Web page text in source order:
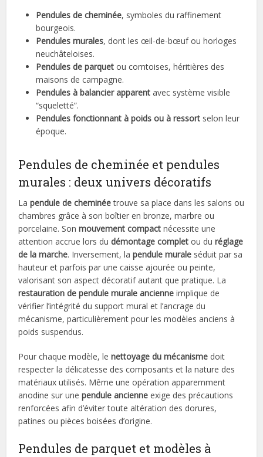
Pendules de cheminée, symboles du raffinement
bourgeois.
Pendules murales, dont les œil-de-bœuf ou horloges
neuchâteloises.
Pendules de parquet ou comtoises, héritières des
maisons de campagne.
Pendules à balancier apparent avec système visible
“squeletté”.
Pendules fonctionnant à poids ou à ressort selon leur
époque.
Pendules de cheminée et pendules
murales : deux univers décoratifs
Lapendule de cheminéetrouve sa place dans les salons ou
chambres grâce à son boîtier en bronze, marbre ou
porcelaine. Sonmouvement compact nécessite une
attention accrue lors dudémontage complet ou duréglage
de la marche. Inversement, lapendule murale séduit par sa
hauteur et parfois par une caisse ajourée ou peinte,
valorisant son aspect décoratif autant que pratique. La
restauration de pendule murale ancienne implique de
vérifier l’intégrité du support mural et l’ancrage du
mécanisme, particulièrement pour les modèles anciens à
poids suspendus.
Pour chaque modèle, lenettoyage du mécanisme doit
respecter la délicatesse des composants et la nature des
matériaux utilisés. Même une opération apparemment
anodine sur unependule ancienne exige des précautions
renforcées afin d’éviter toute altération des dorures,
patines ou pièces boisées d’origine.
Pendules de parquet et modèles à